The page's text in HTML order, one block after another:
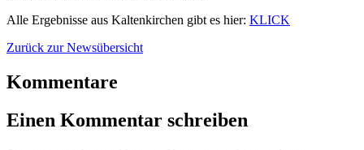
Alle Ergebnisse aus Kaltenkirchen gibt es hier: KLICK
Zurück zur Newsübersicht
Kommentare
Einen Kommentar schreiben